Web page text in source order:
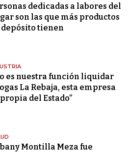
dedicadas a labores del
son las que más productos
depósito tienen
es nuestra función liquidar
La Rebaja, esta empresa
del Estado”
Montilla Meza fue